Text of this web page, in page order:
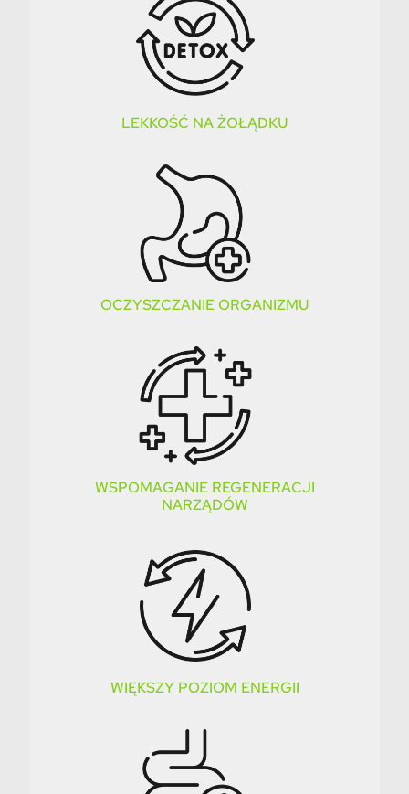
LEKKOŚĆ NA ŻOŁĄDKU
OCZYSZCZANIE ORGANIZMU​
WSPOMAGANIE REGENERACJI
NARZĄDÓW
WIĘKSZY POZIOM ENERGII